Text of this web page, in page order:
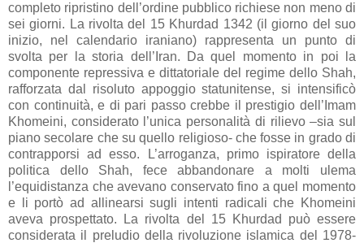
completo ripristino dell’ordine pubblico richiese non meno di
sei giorni. La rivolta del 15 Khurdad 1342 (il giorno del suo
inizio, nel calendario iraniano) rappresenta un punto di
svolta per la storia dell’Iran. Da quel momento in poi la
componente repressiva e dittatoriale del regime dello Shah,
rafforzata dal risoluto appoggio statunitense, si intensificò
con continuità, e di pari passo crebbe il prestigio dell’Imam
Khomeini, considerato l’unica personalità di rilievo –sia sul
piano secolare che su quello religioso- che fosse in grado di
contrapporsi ad esso. L’arroganza, primo ispiratore della
politica dello Shah, fece abbandonare a molti ulema
l’equidistanza che avevano conservato fino a quel momento
e li portò ad allinearsi sugli intenti radicali che Khomeini
aveva prospettato. La rivolta del 15 Khurdad può essere
considerata il preludio della rivoluzione islamica del 1978-